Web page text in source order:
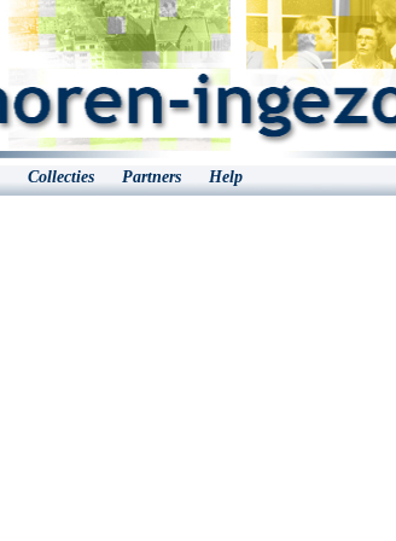
Collecties Partners Help